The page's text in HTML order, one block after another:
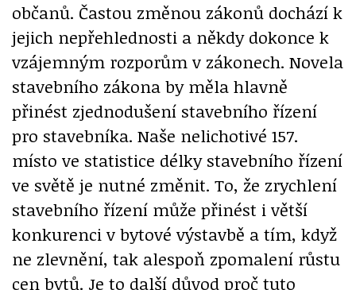
občanů. Častou změnou zákonů dochází k
jejich nepřehlednosti a někdy dokonce k
vzájemným rozporům v zákonech. Novela
stavebního zákona by měla hlavně
přinést zjednodušení stavebního řízení
pro stavebníka. Naše nelichotivé 157.
místo ve statistice délky stavebního řízení
ve světě je nutné změnit. To, že zrychlení
stavebního řízení může přinést i větší
konkurenci v bytové výstavbě a tím, když
ne zlevnění, tak alespoň zpomalení růstu
cen bytů. Je to další důvod proč tuto